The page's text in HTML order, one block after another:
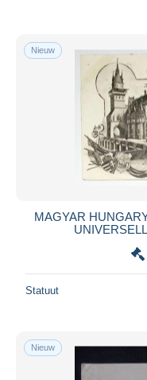
Nieuw
MAGYAR
Statuut
Nieuw